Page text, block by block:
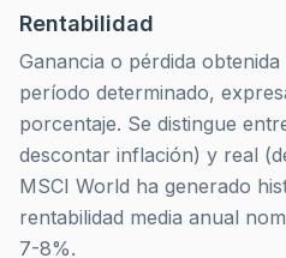
Rentabilidad
Ganancia o pérdida
período determinado,
porcentaje. Se distingue
descontar inflación) y real
MSCI World ha generado
rentabilidad media anual
7-8%.